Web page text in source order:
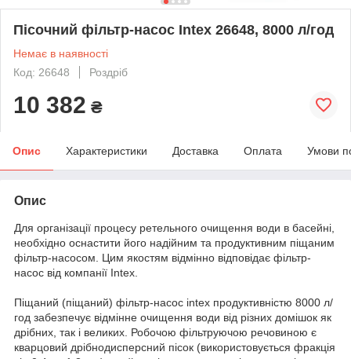
Пісочний фільтр-насос Intex 26648, 8000 л/год
Немає в наявності
Код: 26648
Роздріб
10 382 ₴
Опис Характеристики Доставка Оплата Умови
Опис
Для організації процесу ретельного очищення води в басейні,
необхідно оснастити його надійним та продуктивним піщаним
фільтр-насосом. Цим якостям відмінно відповідає фільтр-
насос від компанії Intex.
Піщаний (піщаний) фільтр-насос intex продуктивністю 8000 л/
год забезпечує відмінне очищення води від різних домішок як
дрібних, так і великих. Робочою фільтруючою речовиною є
кварцовий дрібнодисперсний пісок (використовується фракція